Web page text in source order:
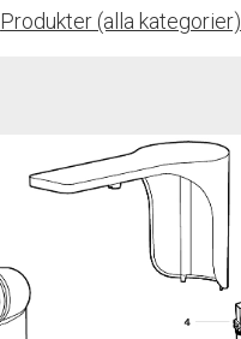
Produkter (alla kategorier)